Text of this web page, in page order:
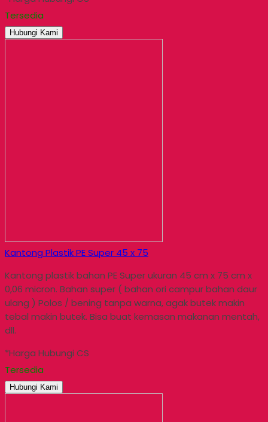
Tersedia
Hubungi Kami
Kantong Plastik PE Super 45 x 75
Kantong plastik bahan PE Super ukuran 45 cm x 75 cm x
0,06 micron. Bahan super ( bahan ori campur bahan daur
ulang ) Polos / bening tanpa warna, agak butek makin
tebal makin butek. Bisa buat kemasan makanan mentah,
dll.
*Harga Hubungi CS
Tersedia
Hubungi Kami